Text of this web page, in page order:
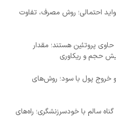
احتمالی؛ روش مصرف، تفاوت
پروتئین هستند؛ مقدار
حجم و ریکاوری
خروج پول با سود؛ روش‌های
سالم با خودسرزنشگری؛ راه‌های